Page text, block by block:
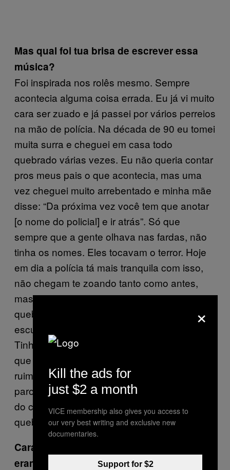
Mas qual foi tua brisa de escrever essa
música?
Foi inspirada nos rolês mesmo. Sempre
acontecia alguma coisa errada. Eu já vi muito
cara ser zuado e já passei por vários perreios
na mão de polícia. Na década de 90 eu tomei
muita surra e cheguei em casa todo
quebrado várias vezes. Eu não queria contar
pros meus pais o que acontecia, mas uma
vez cheguei muito arrebentado e minha mãe
disse: “Da próxima vez você tem que anotar
[o nome do policial] e ir atrás”. Só que
sempre que a gente olhava nas fardas, não
tinha os nomes. Eles tocavam o terror. Hoje
em dia a polícia tá mais tranquila com isso,
não chegam te zoando tanto como antes,
mas ainda te zoam, se te pegarem numa
quebrada mesmo você toma um
esculachozinho, mas não que nem antes.
Tinha cara lá no Jardim Brasil, um policial
que não vou citar o nome dele, e ele era tão
ruim que uma vez pegou um amigo meu,
parou o carro da viatura em cima dos braços
do cara pra ele não ter como reagir e
quebrou as costelas dele no coturno.
Caralho. Mas você acha que os policiais
eram mais violentos naquela época
×
Kill the ads for
just $2 a month
VICE membership also gives you access to
our very best writing and exclusive new
documentaries.
Support for $2